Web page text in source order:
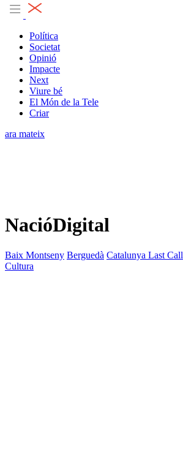
Política
Societat
Opinió
Impacte
Next
Viure bé
El Món de la Tele
Criar
ara mateix
NacióDigital
Baix Montseny Berguedà Catalunya Last Call
Cultura